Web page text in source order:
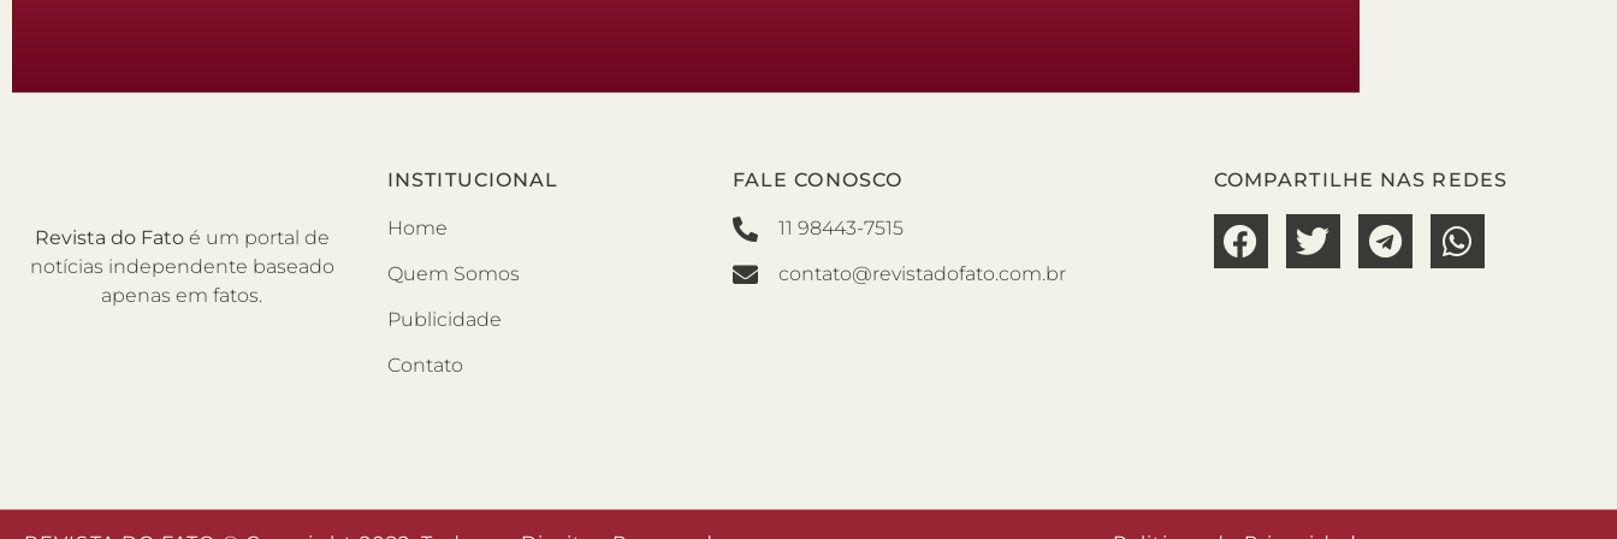
Revista do Fato é um portal de
notícias independente baseado
apenas em fatos.
INSTITUCIONAL
Home
Quem Somos
Publicidade
Contato
FALE CONOSCO
11 98443-7515
contato@revistadofato.com.br
COMPARTILHE NAS REDES